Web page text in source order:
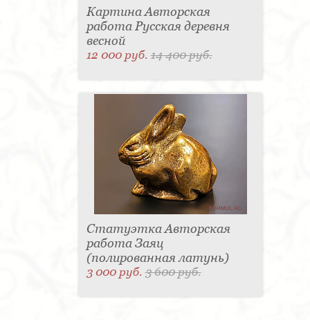
Картина Авторская
работа Русская деревня
весной
12 000 руб.14 400 руб.
Статуэтка Авторская
работа Заяц
(полированная латунь)
3 000 руб.3 600 руб.